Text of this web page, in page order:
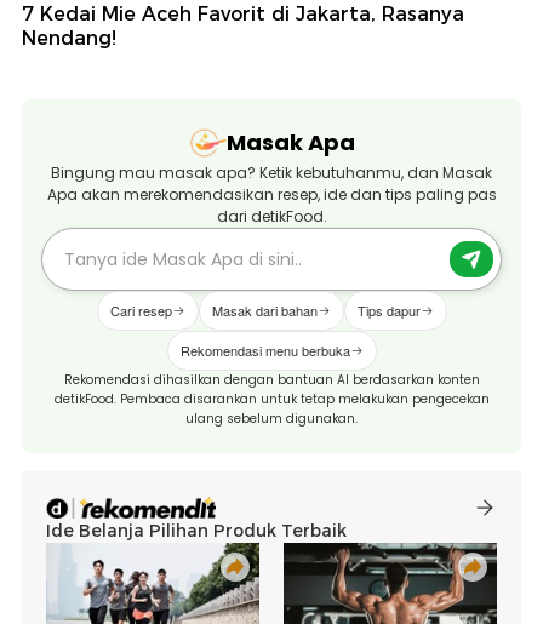
7 Kedai Mie Aceh Favorit di Jakarta, Rasanya
Nendang!
Masak Apa
Bingung mau masak apa? Ketik kebutuhanmu, dan Masak
Apa akan merekomendasikan resep, ide dan tips paling pas
dari detikFood.
Cari resep Masak dari bahan Tips dapur
Rekomendasi menu berbuka
Rekomendasi dihasilkan dengan bantuan AI berdasarkan konten
detikFood. Pembaca disarankan untuk tetap melakukan pengecekan
ulang sebelum digunakan.